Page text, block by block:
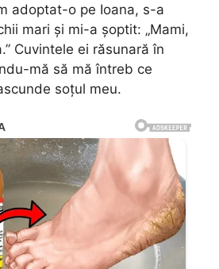
adoptat-o pe Ioana, s-a
mari și mi-a șoptit: „Mami,
Cuvintele ei răsunară în
mă să mă întreb ce
soțul meu.